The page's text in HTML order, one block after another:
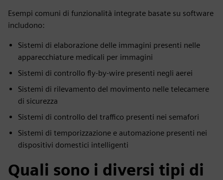
Esempi comuni di funzionalità integrate basate su software
includono:
Sistemi di elaborazione delle immagini presenti nelle
apparecchiature medicali per immagini
Sistemi di controllo fly-by-wire presenti negli aerei
Sistemi di rilevamento del movimento nelle telecamere
di sicurezza
Sistemi di controllo del traffico presenti nei semafori
Sistemi di temporizzazione e automazione presenti nei
dispositivi domestici intelligenti
Quali sono i diversi tipi di